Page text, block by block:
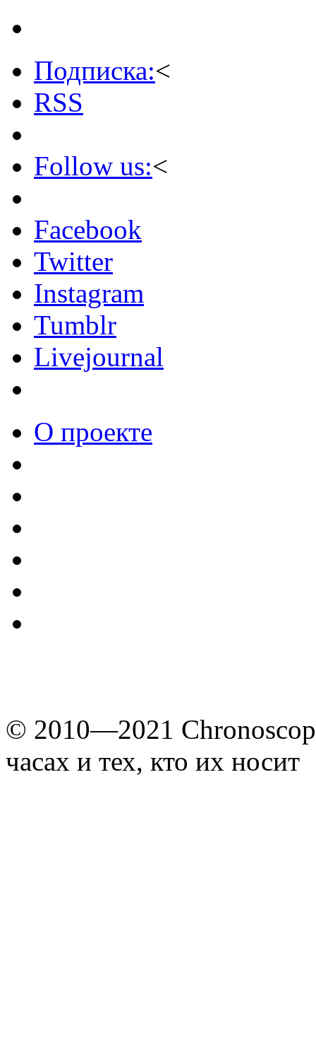
Подписка:<
RSS
Follow us:<
Facebook
Twitter
Instagram
Tumblr
Livejournal
О проекте
© 2010—2021
часах и тех, кто их носит